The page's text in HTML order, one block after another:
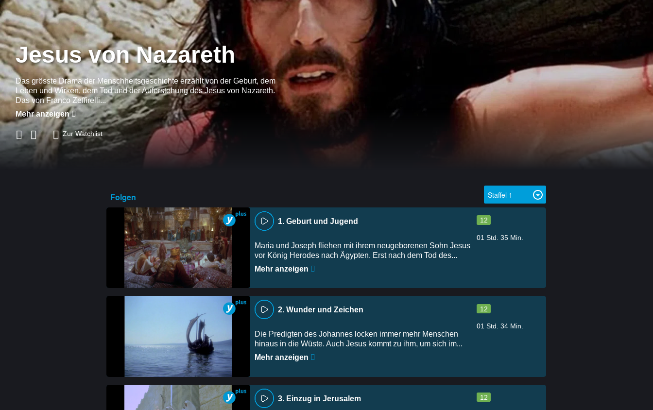
Jesus von Nazareth
Das grösste Drama der Menschheitsgeschichte erzählt von der Geburt, dem
Leben und Wirken, dem Tod und der Auferstehung des Jesus von Nazareth.
Das von Franco Zeffirelli...
Mehr anzeigen
Zur Watchlist
Folgen
1. Geburt und Jugend
Maria und Joseph fliehen mit ihrem neugeborenen Sohn Jesus
vor König Herodes nach Ägypten. Erst nach dem Tod des...
Mehr anzeigen
12
01 Std. 35 Min.
2. Wunder und Zeichen
Die Predigten des Johannes locken immer mehr Menschen
hinaus in die Wüste. Auch Jesus kommt zu ihm, um sich im...
Mehr anzeigen
12
01 Std. 34 Min.
3. Einzug in Jerusalem 12